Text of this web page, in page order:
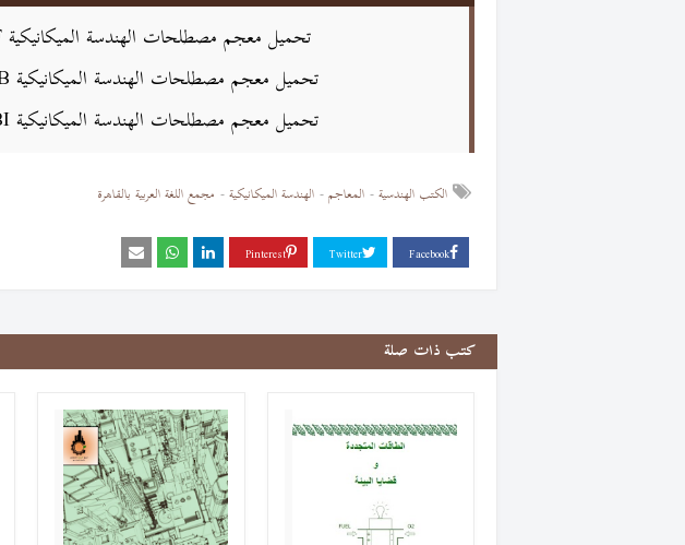
تحميل معجم مصطلحات الهندسة الميكانيكية PDF
تحميل معجم مصطلحات الهندسة الميكانيكية EBUB
تحميل معجم مصطلحات الهندسة الميكانيكية MOBI
الكتب الهندسية المعاجم الهندسة الميكانيكية مجمع اللغة العربية بالقاهرة
كتب ذات صلة